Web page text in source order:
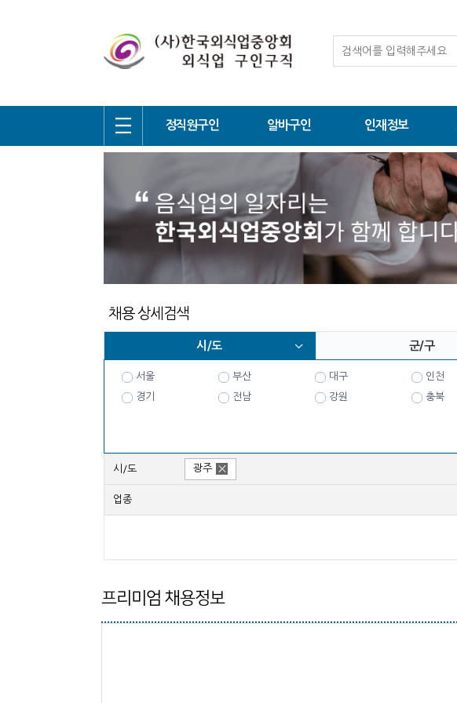
정직원구인 알바구인 인재정보
채용 상세검색
시/도 군/구
서울 부산 대구 인천
경기
전남 강원 충북
시/도 광주
업종
프리미엄 채용정보